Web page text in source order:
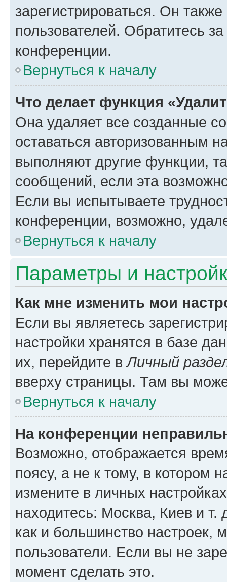
зарегистрироваться. Он
пользователей. Обратитесь
конференции.
Вернуться к началу
Что делает функция
Она удаляет все созданные
оставаться авторизованным
выполняют другие функции,
сообщений, если эта
Если вы испытываете
конференции, возможно,
Вернуться к началу
Параметры и
Как мне изменить мои
Если вы являетесь
настройки хранятся в базе
их, перейдите вЛичный
вверху страницы. Там вы
Вернуться к началу
На конференции
Возможно, отображается
поясу, а не к тому, в котором
измените в личных
находитесь: Москва, Киев и т.
как и большинство настроек,
пользователи. Если вы не
момент сделать это.